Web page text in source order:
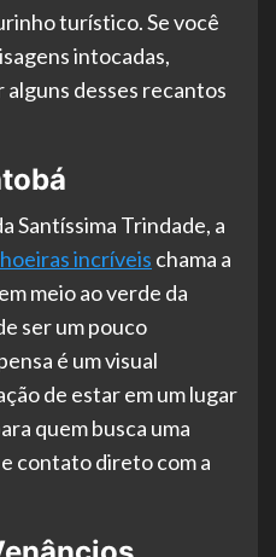
turístico. Se você
intocadas,
desses recantos
Santíssima Trindade, a
incríveis chama a
meio ao verde da
ser um pouco
é um visual
de estar em um lugar
quem busca uma
contato direto com a